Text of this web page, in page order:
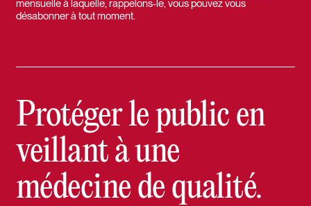
mensuelle à laquelle, rappelons-le, vous pouvez vous
désabonner à tout moment.
Protéger le public en
veillant à une
médecine de qualité.